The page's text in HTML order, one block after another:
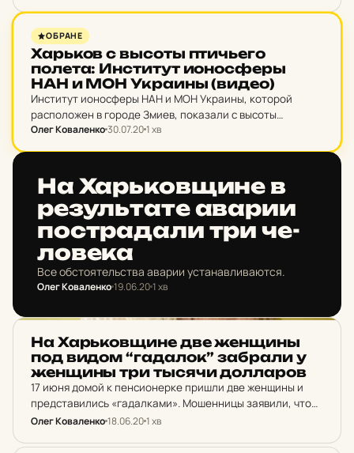
НОВИНИ ХАРКОВА
ОБРАНЕ
Харь­ков с высоты птичь­е­го
полета: Ин­сти­тут ио­нос­феры
НАН и МОН Ук­ра­ины (видео)
Институт ионосферы НАН и МОН Украины, которой
расположен в городе Змиев, показали с высоты
птичьего полета.
Олег Коваленко30.07.201 хв
На Харь­ков­щи­не в
ре­зуль­та­те аварии
пос­тра­да­ли три че­
ло­ве­ка
Все обстоятельства аварии устанавливаются.
Олег Коваленко19.06.201 хв
На Харь­ков­щи­не две жен­щины
под видом “га­да­лок” заб­ра­ли у
жен­щины три тысячи дол­ла­ров
17 июня домой к пенсионерке пришли две женщины и
представились «гадалками». Мошенницы заявили, что
все семейные несчастья у потерпевшей от «грязных
Олег Коваленко18.06.201 хв